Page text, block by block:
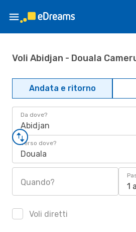
Voli Abidjan - Douala
Andata e ritorno
Da dove?
Abidjan
Verso dove?
Douala
Quando? 1
Voli diretti